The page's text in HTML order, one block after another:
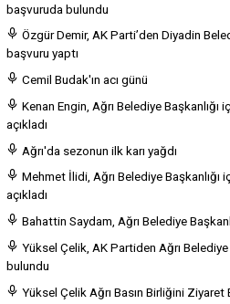
başvuruda bulundu
Özgür Demir, AK Parti’den Diyadin
başvuru yaptı
Cemil Budak'ın acı günü
Kenan Engin, Ağrı Belediye Başkanlığı
açıkladı
Ağrı'da sezonun ilk karı yağdı
Mehmet İlidi, Ağrı Belediye Başkanlığı
açıkladı
Bahattin Saydam, Ağrı Belediye
Yüksel Çelik, AK Partiden Ağrı
bulundu
Yüksel Çelik Ağrı Basın Birliğini Ziyaret